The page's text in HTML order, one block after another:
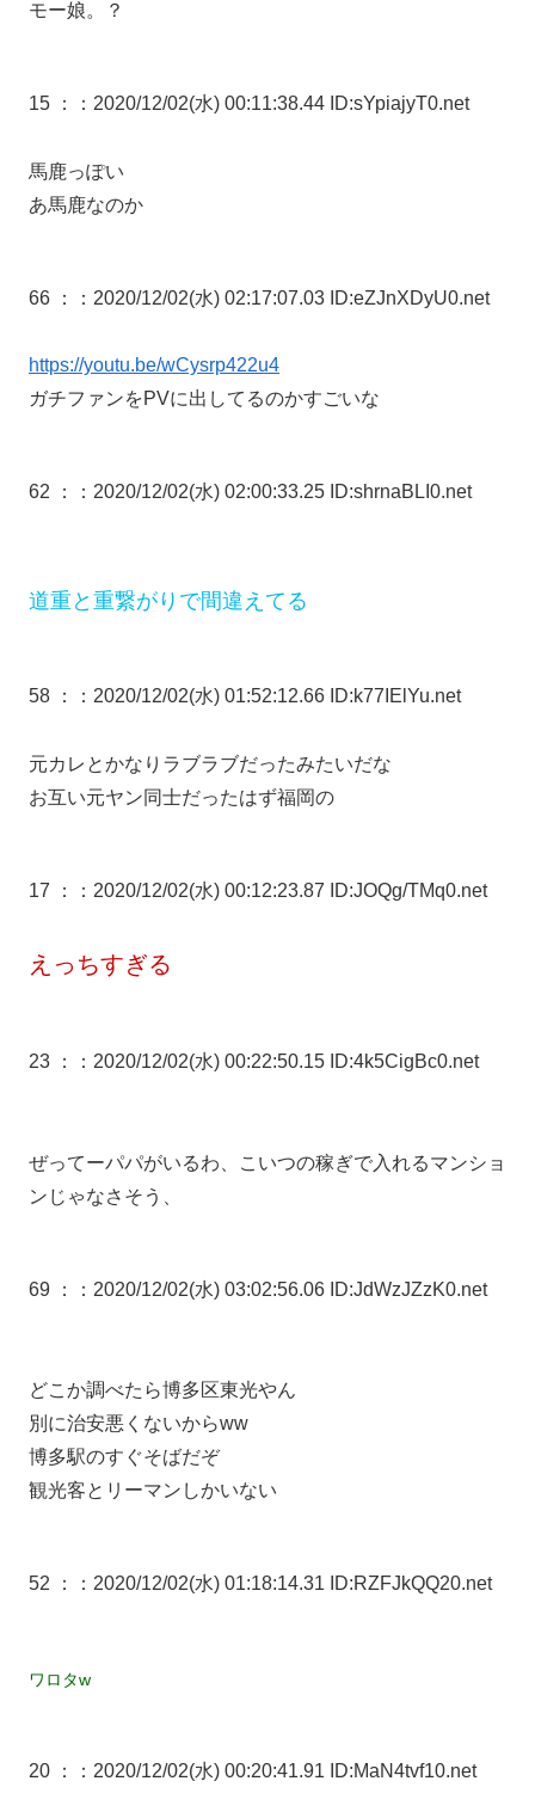
モー娘。？
15 ： ：2020/12/02(水) 00:11:38.44 ID:sYpiajyT0.net
馬鹿っぽい
あ馬鹿なのか
66 ： ：2020/12/02(水) 02:17:07.03 ID:eZJnXDyU0.net
https://youtu.be/wCysrp422u4
ガチファンをPVに出してるのかすごいな
62 ： ：2020/12/02(水) 02:00:33.25 ID:shrnaBLI0.net
道重と重繋がりで間違えてる
58 ： ：2020/12/02(水) 01:52:12.66 ID:k77IElYu.net
元カレとかなりラブラブだったみたいだな
お互い元ヤン同士だったはず福岡の
17 ： ：2020/12/02(水) 00:12:23.87 ID:JOQg/TMq0.net
えっちすぎる
23 ： ：2020/12/02(水) 00:22:50.15 ID:4k5CigBc0.net
ぜってーパパがいるわ、こいつの稼ぎで入れるマンショ
ンじゃなさそう、
69 ： ：2020/12/02(水) 03:02:56.06 ID:JdWzJZzK0.net
どこか調べたら博多区東光やん
別に治安悪くないからww
博多駅のすぐそばだぞ
観光客とリーマンしかいない
52 ： ：2020/12/02(水) 01:18:14.31 ID:RZFJkQQ20.net
ワロタw
20 ： ：2020/12/02(水) 00:20:41.91 ID:MaN4tvf10.net